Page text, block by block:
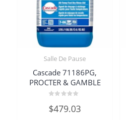
Salle De Pause
Cascade 71186PG,
PROCTER & GAMBLE
0
$479.03